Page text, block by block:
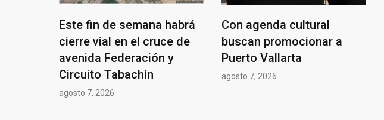
Este fin de semana habrá
cierre vial en el cruce de
avenida Federación y
Circuito Tabachín
agosto 7, 2026
Con agenda cultural
buscan promocionar a
Puerto Vallarta
agosto 7, 2026